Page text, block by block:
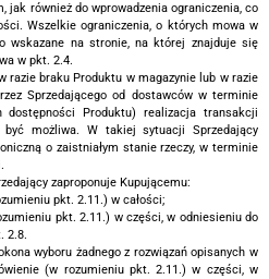
jak również do wprowadzenia ograniczenia, co
Wszelkie ograniczenia, o których mowa w
wskazane na stronie, na której znajduje się
w pkt. 2.4.
razie braku Produktu w magazynie lub w razie
Sprzedającego od dostawców w terminie
Produktu) realizacja transakcji
możliwa. W takiej sytuacji Sprzedający
o zaistniałym stanie rzeczy, w terminie
zaproponuje Kupującemu:
pkt. 2.11.) w całości;
pkt. 2.11.) w części, w odniesieniu do
2.8.
wyboru żadnego z rozwiązań opisanych w
(w rozumieniu pkt. 2.11.) w części, w